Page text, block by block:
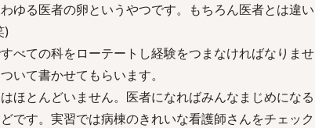
ゆる医者の卵というやつです。もちろん医者とは違い
)
べての科をローテートし経験をつまなければなりませ
いて書かせてもらいます。
ほとんどいません。医者になればみんなまじめになる
です。実習では病棟のきれいな看護師さんをチェック